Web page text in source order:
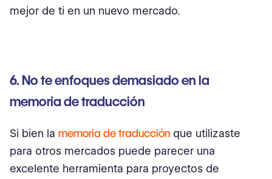
mejor de ti en un nuevo mercado.
6. No te enfoques demasiado en la
memoria de traducción
Si bien la memoria de traducción que utilizaste
para otros mercados puede parecer una
excelente herramienta para proyectos de